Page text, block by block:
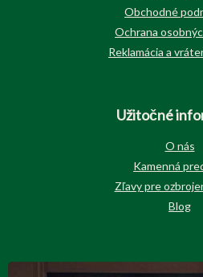
Obchodné
Ochrana
Reklamácia a
Užitočné
O nás
Kamenná
Zľavy pre
Blog